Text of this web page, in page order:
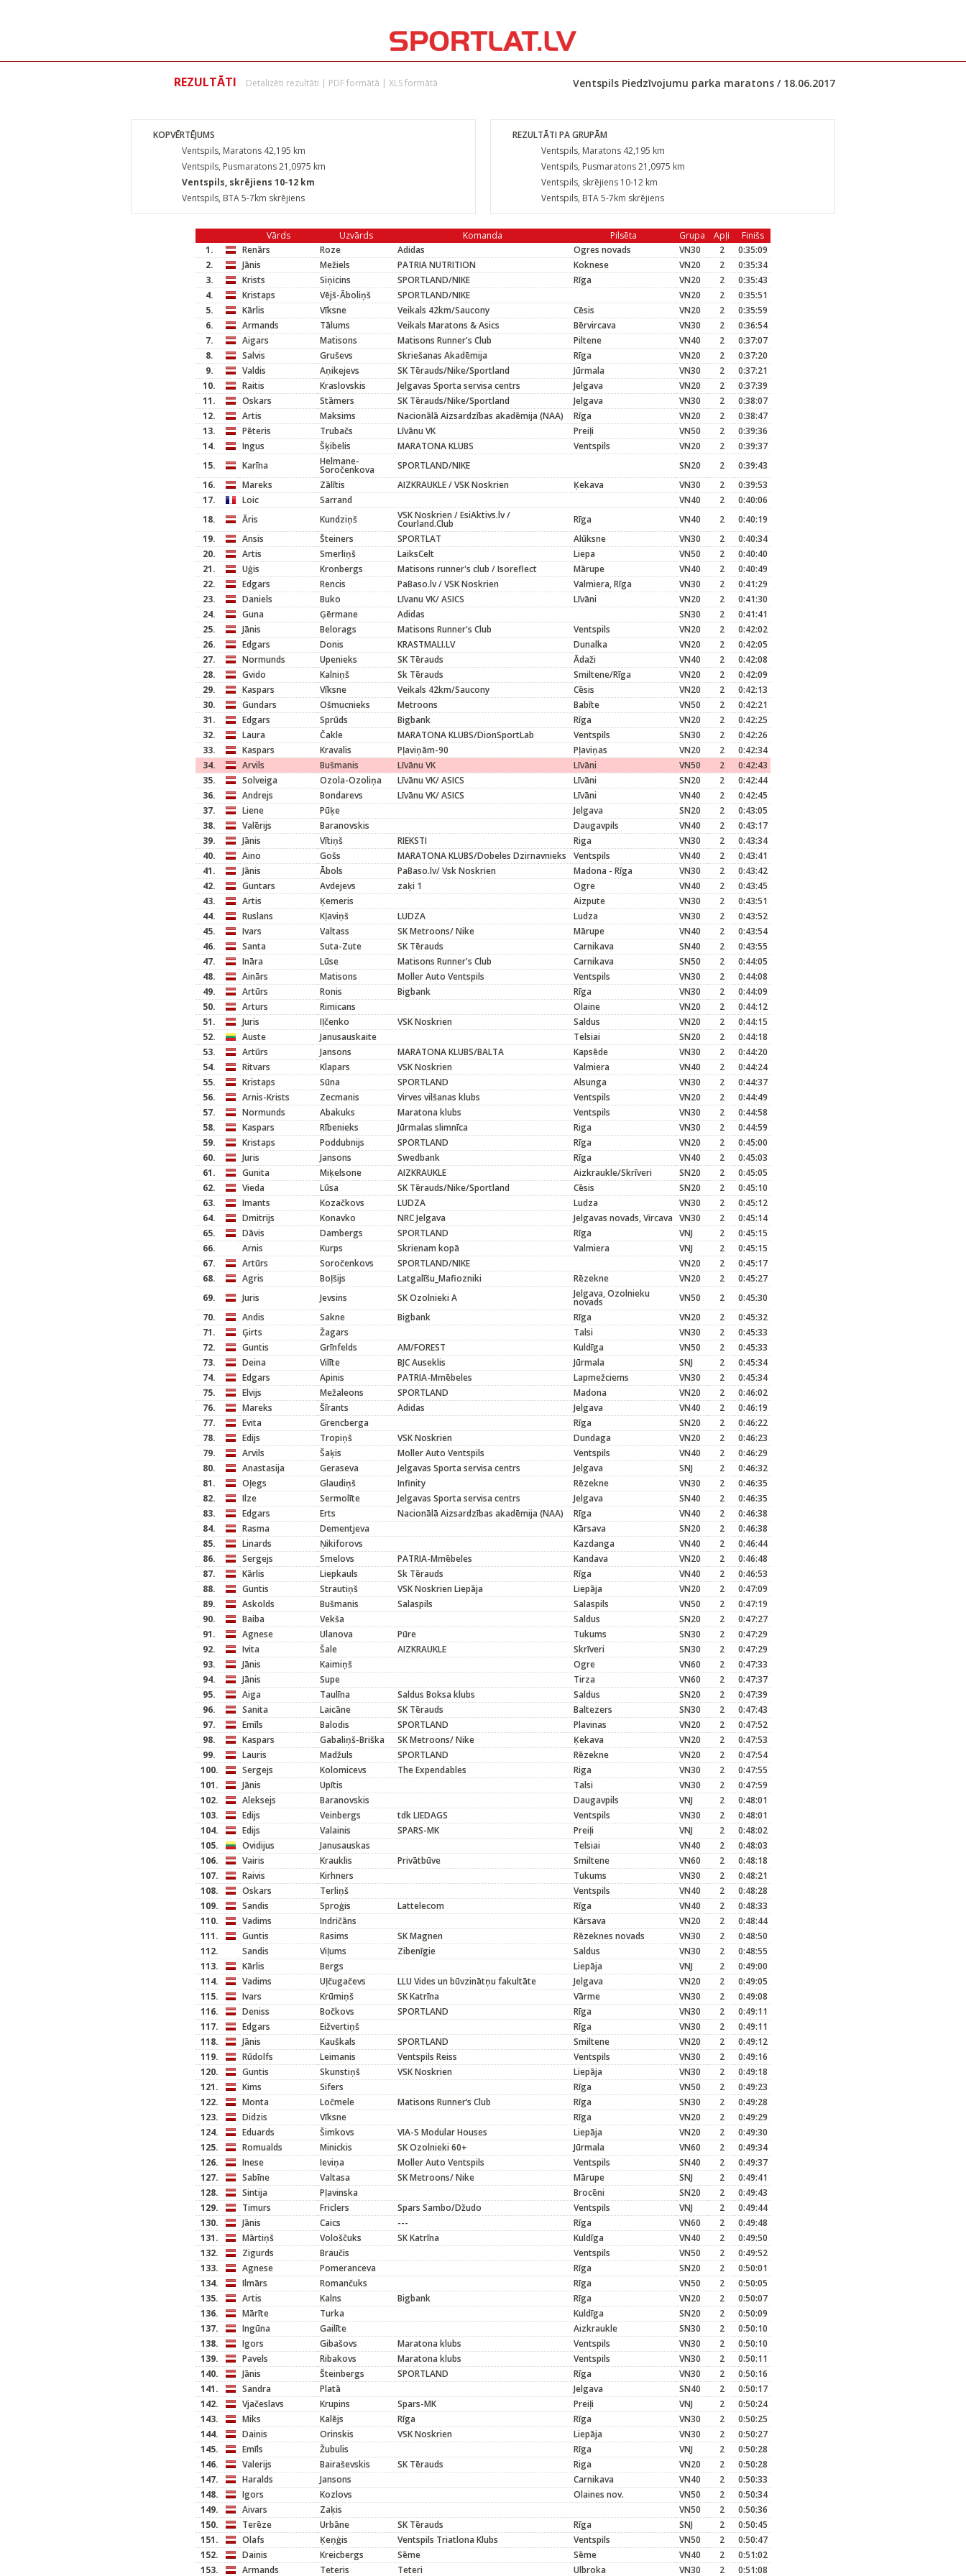
REZULTĀTI Detalizēti rezultāti | PDF formātā | XLS formātā Ventspils Piedzīvojumu parka maratons / 18.06.2017
KOPVĒRTĒJUMS
Ventspils, Maratons 42,195 km
Ventspils, Pusmaratons 21,0975 km
Ventspils, skrējiens 10-12 km
Ventspils, BTA 5-7km skrējiens
REZULTĀTI PA GRUPĀM
Ventspils, Maratons 42,195 km
Ventspils, Pusmaratons 21,0975 km
Ventspils, skrējiens 10-12 km
Ventspils, BTA 5-7km skrējiens
Vārds Uzvārds Komanda Pilsēta Grupa Apļi
Finišs
1.
Renārs Roze Adidas Ogres novads VN30 2
0:35:09
2.
Jānis Mežiels PATRIA NUTRITION Koknese VN20 2
0:35:34
3.
Krists Siņicins SPORTLAND/NIKE Rīga VN20 2
0:35:43
4.
Kristaps Vējš-Āboliņš SPORTLAND/NIKE VN20 2
0:35:51
5.
Kārlis Vīksne Veikals 42km/Saucony Cēsis VN20 2
0:35:59
6.
Armands Tālums Veikals Maratons & Asics Bērvircava VN30 2
0:36:54
7.
Aigars Matisons Matisons Runner's Club Piltene VN40 2
0:37:07
8.
Salvis Gruševs Skriešanas Akadēmija Rīga VN20 2
0:37:20
9.
Valdis Aņikejevs SK Tērauds/Nike/Sportland Jūrmala VN30 2
0:37:21
10.
Raitis Kraslovskis Jelgavas Sporta servisa centrs Jelgava VN20 2
0:37:39
11.
Oskars Stāmers SK Tērauds/Nike/Sportland Jelgava VN30 2
0:38:07
12.
Artis Maksims Nacionālā Aizsardzības akadēmija (NAA) Rīga VN20 2
0:38:47
13.
Pēteris Trubačs Līvānu VK Preiļi VN50 2
0:39:36
14.
Ingus Šķibelis MARATONA KLUBS Ventspils VN20 2
0:39:37
15.
Karīna Helmane-
Soročenkova SPORTLAND/NIKE SN20 2
0:39:43
16.
Mareks Zālītis AIZKRAUKLE / VSK Noskrien Ķekava VN30 2
0:39:53
17.
Loic Sarrand VN40 2
0:40:06
18.
Āris Kundziņš VSK Noskrien / EsiAktivs.lv /
Courland.Club Rīga VN40 2
0:40:19
19.
Ansis Šteiners SPORTLAT Alūksne VN30 2
0:40:34
20.
Artis Smerliņš LaiksCelt Liepa VN50 2
0:40:40
21.
Uģis Kronbergs Matisons runner's club / Isoreflect Mārupe VN40 2
0:40:49
22.
Edgars Rencis PaBaso.lv / VSK Noskrien Valmiera, Rīga VN30 2
0:41:29
23.
Daniels Buko Līvanu VK/ ASICS Līvāni VN20 2
0:41:30
24.
Guna Ģērmane Adidas SN30 2
0:41:41
25.
Jānis Belorags Matisons Runner's Club Ventspils VN20 2
0:42:02
26.
Edgars Donis KRASTMALI.LV Dunalka VN20 2
0:42:05
27.
Normunds Upenieks SK Tērauds Ādaži VN40 2
0:42:08
28.
Gvido Kalniņš Sk Tērauds Smiltene/Rīga VN20 2
0:42:09
29.
Kaspars Vīksne Veikals 42km/Saucony Cēsis VN20 2
0:42:13
30.
Gundars Ošmucnieks Metroons Babīte VN50 2
0:42:21
31.
Edgars Sprūds Bigbank Rīga VN20 2
0:42:25
32.
Laura Čakle MARATONA KLUBS/DionSportLab Ventspils SN30 2
0:42:26
33.
Kaspars Kravalis Pļaviņām-90 Pļaviņas VN20 2
0:42:34
34.
Arvils Bušmanis Līvānu VK Līvāni VN50 2
0:42:43
35.
Solveiga Ozola-Ozoliņa Līvānu VK/ ASICS Līvāni SN20 2
0:42:44
36.
Andrejs Bondarevs Līvānu VK/ ASICS Līvāni VN40 2
0:42:45
37.
Liene Pūķe Jelgava SN20 2
0:43:05
38.
Valērijs Baranovskis Daugavpils VN40 2
0:43:17
39.
Jānis Vītiņš RIEKSTI Riga VN30 2
0:43:34
40.
Aino Gošs MARATONA KLUBS/Dobeles Dzirnavnieks Ventspils VN40 2
0:43:41
41.
Jānis Ābols PaBaso.lv/ Vsk Noskrien Madona - Rīga VN30 2
0:43:42
42.
Guntars Avdejevs zaķi 1 Ogre VN40 2
0:43:45
43.
Artis Ķemeris Aizpute VN30 2
0:43:51
44.
Ruslans Kļaviņš LUDZA Ludza VN30 2
0:43:52
45.
Ivars Valtass SK Metroons/ Nike Mārupe VN40 2
0:43:54
46.
Santa Suta-Zute SK Tērauds Carnikava SN40 2
0:43:55
47.
Ināra Lūse Matisons Runner's Club Carnikava SN50 2
0:44:05
48.
Ainārs Matisons Moller Auto Ventspils Ventspils VN30 2
0:44:08
49.
Artūrs Ronis Bigbank Rīga VN30 2
0:44:09
50.
Arturs Rimicans Olaine VN20 2
0:44:12
51.
Juris Iļčenko VSK Noskrien Saldus VN20 2
0:44:15
52.
Auste Janusauskaite Telsiai SN20 2
0:44:18
53.
Artūrs Jansons MARATONA KLUBS/BALTA Kapsēde VN30 2
0:44:20
54.
Ritvars Klapars VSK Noskrien Valmiera VN40 2
0:44:24
55.
Kristaps Sūna SPORTLAND Alsunga VN30 2
0:44:37
56.
Arnis-Krists Zecmanis Virves vilšanas klubs Ventspils VN20 2
0:44:49
57.
Normunds Abakuks Maratona klubs Ventspils VN30 2
0:44:58
58.
Kaspars Rībenieks Jūrmalas slimnīca Riga VN30 2
0:44:59
59.
Kristaps Poddubnijs SPORTLAND Rīga VN20 2
0:45:00
60.
Juris Jansons Swedbank Rīga VN40 2
0:45:03
61.
Gunita Miķelsone AIZKRAUKLE Aizkraukle/Skrīveri SN20 2
0:45:05
62.
Vieda Lūsa SK Tērauds/Nike/Sportland Cēsis SN20 2
0:45:10
63.
Imants Kozačkovs LUDZA Ludza VN30 2
0:45:12
64.
Dmitrijs Konavko NRC Jelgava Jelgavas novads, Vircava VN30 2
0:45:14
65.
Dāvis Dambergs SPORTLAND Rīga VNJ 2
0:45:15
66.
Arnis Kurps Skrienam kopā Valmiera VNJ 2
0:45:15
67.
Artūrs Soročenkovs SPORTLAND/NIKE VN20 2
0:45:17
68.
Agris Boļšijs Latgalīšu_Mafiozniki Rēzekne VN20 2
0:45:27
69.
Juris Jevsins SK Ozolnieki A Jelgava, Ozolnieku
novads VN50 2
0:45:30
70.
Andis Sakne Bigbank Rīga VN20 2
0:45:32
71.
Ģirts Žagars Talsi VN30 2
0:45:33
72.
Guntis Grīnfelds AM/FOREST Kuldīga VN50 2
0:45:33
73.
Deina Vilīte BJC Auseklis Jūrmala SNJ 2
0:45:34
74.
Edgars Apinis PATRIA-Mmēbeles Lapmežciems VN30 2
0:45:34
75.
Elvijs Mežaleons SPORTLAND Madona VN20 2
0:46:02
76.
Mareks Šīrants Adidas Jelgava VN40 2
0:46:19
77.
Evita Grencberga Rīga SN20 2
0:46:22
78.
Edijs Tropiņš VSK Noskrien Dundaga VN20 2
0:46:23
79.
Arvils Šaķis Moller Auto Ventspils Ventspils VN40 2
0:46:29
80.
Anastasija Geraseva Jelgavas Sporta servisa centrs Jelgava SNJ 2
0:46:32
81.
Oļegs Glaudiņš Infinity Rēzekne VN30 2
0:46:35
82.
Ilze Sermolīte Jelgavas Sporta servisa centrs Jelgava SN40 2
0:46:35
83.
Edgars Erts Nacionālā Aizsardzības akadēmija (NAA) Rīga VN40 2
0:46:38
84.
Rasma Dementjeva Kārsava SN20 2
0:46:38
85.
Linards Ņikiforovs Kazdanga VN40 2
0:46:44
86.
Sergejs Smelovs PATRIA-Mmēbeles Kandava VN20 2
0:46:48
87.
Kārlis Liepkauls Sk Tērauds Rīga VN40 2
0:46:53
88.
Guntis Strautiņš VSK Noskrien Liepāja Liepāja VN20 2
0:47:09
89.
Askolds Bušmanis Salaspils Salaspils VN50 2
0:47:19
90.
Baiba Vekša Saldus SN20 2
0:47:27
91.
Agnese Ulanova Pūre Tukums SN30 2
0:47:29
92.
Ivita Šale AIZKRAUKLE Skrīveri SN30 2
0:47:29
93.
Jānis Kaimiņš Ogre VN60 2
0:47:33
94.
Jānis Supe Tirza VN60 2
0:47:37
95.
Aiga Taulīna Saldus Boksa klubs Saldus SN20 2
0:47:39
96.
Sanita Laicāne SK Tērauds Baltezers SN30 2
0:47:43
97.
Emīls Balodis SPORTLAND Plavinas VN20 2
0:47:52
98.
Kaspars Gabaliņš-Briška SK Metroons/ Nike Ķekava VN20 2
0:47:53
99.
Lauris Madžuls SPORTLAND Rēzekne VN20 2
0:47:54
100.
Sergejs Kolomicevs The Expendables Riga VN30 2
0:47:55
101.
Jānis Upītis Talsi VN30 2
0:47:59
102.
Aleksejs Baranovskis Daugavpils VNJ 2
0:48:01
103.
Edijs Veinbergs tdk LIEDAGS Ventspils VN30 2
0:48:01
104.
Edijs Valainis SPARS-MK Preiļi VNJ 2
0:48:02
105.
Ovidijus Janusauskas Telsiai VN40 2
0:48:03
106.
Vairis Krauklis Privātbūve Smiltene VN60 2
0:48:18
107.
Raivis Kirhners Tukums VN30 2
0:48:21
108.
Oskars Terliņš Ventspils VN40 2
0:48:28
109.
Sandis Sproģis Lattelecom Rīga VN40 2
0:48:33
110.
Vadims Indričāns Kārsava VN20 2
0:48:44
111.
Guntis Rasims SK Magnen Rēzeknes novads VN30 2
0:48:50
112.
Sandis Viļums Zibenīgie Saldus VN30 2
0:48:55
113.
Kārlis Bergs Liepāja VNJ 2
0:49:00
114.
Vadims Uļčugačevs LLU Vides un būvzinātņu fakultāte Jelgava VN20 2
0:49:05
115.
Ivars Krūmiņš SK Katrīna Vārme VN30 2
0:49:08
116.
Deniss Bočkovs SPORTLAND Rīga VN30 2
0:49:11
117.
Edgars Eižvertiņš Rīga VN30 2
0:49:11
118.
Jānis Kauškals SPORTLAND Smiltene VN20 2
0:49:12
119.
Rūdolfs Leimanis Ventspils Reiss Ventspils VN30 2
0:49:16
120.
Guntis Skunstiņš VSK Noskrien Liepāja VN30 2
0:49:18
121.
Kims Sifers Rīga VN50 2
0:49:23
122.
Monta Ločmele Matisons Runner’s Club Rīga SN30 2
0:49:28
123.
Didzis Vīksne Rīga VN20 2
0:49:29
124.
Eduards Šimkovs VIA-S Modular Houses Liepāja VN20 2
0:49:30
125.
Romualds Minickis SK Ozolnieki 60+ Jūrmala VN60 2
0:49:34
126.
Inese Ieviņa Moller Auto Ventspils Ventspils SN40 2
0:49:37
127.
Sabīne Valtasa SK Metroons/ Nike Mārupe SNJ 2
0:49:41
128.
Sintija Pļavinska Brocēni SN20 2
0:49:43
129.
Timurs Friclers Spars Sambo/Džudo Ventspils VNJ 2
0:49:44
130.
Jānis Caics --- Rīga VN60 2
0:49:48
131.
Mārtiņš Vološčuks SK Katrīna Kuldīga VN40 2
0:49:50
132.
Zigurds Braučis Ventspils VN50 2
0:49:52
133.
Agnese Pomeranceva Rīga SN20 2
0:50:01
134.
Ilmārs Romančuks Rīga VN50 2
0:50:05
135.
Artis Kalns Bigbank Rīga VN20 2
0:50:07
136.
Mārīte Turka Kuldīga SN20 2
0:50:09
137.
Ingūna Gailīte Aizkraukle SN30 2
0:50:10
138.
Igors Gibašovs Maratona klubs Ventspils VN30 2
0:50:10
139.
Pavels Ribakovs Maratona klubs Ventspils VN30 2
0:50:11
140.
Jānis Šteinbergs SPORTLAND Rīga VN30 2
0:50:16
141.
Sandra Platā Jelgava SN40 2
0:50:17
142.
Vjačeslavs Krupins Spars-MK Preiļi VNJ 2
0:50:24
143.
Miks Kalējs Rīga Rīga VN30 2
0:50:25
144.
Dainis Orinskis VSK Noskrien Liepāja VN30 2
0:50:27
145.
Emīls Žubulis Rīga VNJ 2
0:50:28
146.
Valerijs Bairaševskis SK Tērauds Riga VN20 2
0:50:28
147.
Haralds Jansons Carnikava VN40 2
0:50:33
148.
Igors Kozlovs Olaines nov. VN50 2
0:50:34
149.
Aivars Zaķis VN50 2
0:50:36
150.
Terēze Urbāne SK Tērauds Rīga SNJ 2
0:50:45
151.
Olafs Ķeņģis Ventspils Triatlona Klubs Ventspils VN50 2
0:50:47
152.
Dainis Kreicbergs Sēme Sēme VN40 2
0:51:02
153.
Armands Teteris Teteri Ulbroka VN30 2 0:51:08